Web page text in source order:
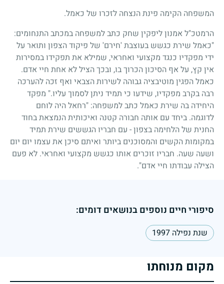
המשפחה הקימה פינת הנצחה לזכרו של כאמל.
הרמטכ"ל אמנון ליפקין שחק כתב למשפחה במכתב התנחומים:
"כאמל שירת כגשש בעוצבת 'חירם' של פיקוד הצפון ותואר על
ידי מפקדיו כנגד מקצועי ואחראי, שמילא את תפקידו במסירות
אין קץ, על אף הסיכון הכרוך בו, ובכך הציל לא אחת חיי אדם.
כאמל הפגין מוטיבציה גבוהה לשירות הצבאי ואף זכה להערכה
רבה בקרב מפקדיו, שידעו כי תמיד ניתן לסמוך עליו." מפקד
היחידה בה שירת כאמל כתב למשפחה: "רחאל היה לוחם
לדוגמה. ביחד עם אותה חבורה קטנה ואיכותית הנמצאת בחוד
החנית של הלחימה בצפון - עם חבריו הגששים שירת תמיד
במקומות הקשים והמסוכנים ביותר ואיתם סיכן את עצמו יום יום
ושעה שעה. חבריו זוכרים אותו כגשש מקצועי ואחראי. לא פעם
הצילה עבודתו חיי אדם".
סיפורי חיים נוספים בנושאים דומים:
שנת נפילה 1997
מקום מנוחתו